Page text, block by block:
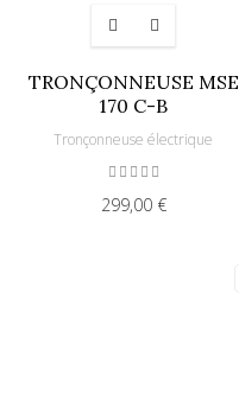
TRONÇONNEUSE MSE
170 C-B
Tronçonneuse électrique
299,00 €